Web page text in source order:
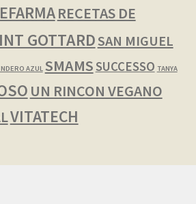
RECETAS DE
GOTTARDSAN MIGUEL
AZUL SMAMSSUCCESSO TANYA
UN RINCON VEGANO
VITATECH